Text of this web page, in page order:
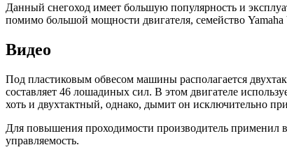
Данный снегоход имеет большую популярность и
помимо большой мощности двигателя, семейство
Видео
Под пластиковым обвесом машины располагается
составляет 46 лошадиных сил. В этом двигателе
хоть и двухтактный, однако, дымит он исключительно
Для повышения проходимости производитель применил
управляемость.